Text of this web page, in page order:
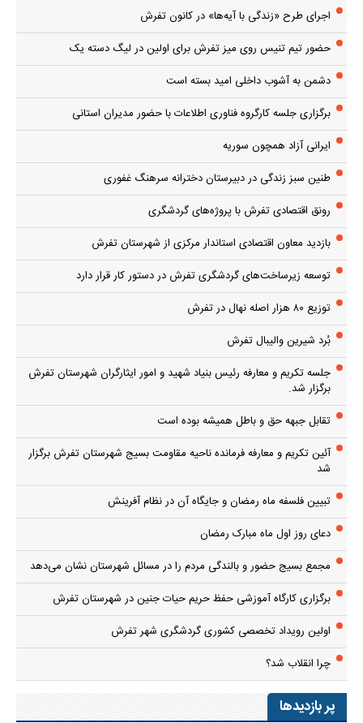
اجرای طرح «زندگی با آیه‌ها» در کانون تفرش
حضور تیم تنیس روی میز تفرش برای اولین در لیگ دسته یک
دشمن به آشوب داخلی امید بسته است
برگزاری جلسه کارگروه فناوری اطلاعات با حضور مدیران استانی
ایرانی آزاد همچون سوریه
طنین سبز زندگی در دبیرستان دخترانه سرهنگ غفوری
رونق اقتصادی تفرش با پروژه‌های گردشگری
بازدید معاون اقتصادی استاندار مرکزی از شهرستان تفرش
توسعه زیرساخت‌های گردشگری تفرش در دستور کار قرار دارد
توزیع ۸۰ هزار اصله نهال در تفرش
بُرد شیرین والیبال تفرش
جلسه تکریم و معارفه رئیس بنیاد شهید و امور ایثارگران شهرستان تفرش
برگزار شد.
تقابل جبهه حق و باطل همیشه بوده است
آئین تکریم و معارفه فرمانده ناحیه مقاومت بسیج شهرستان تفرش برگزار
شد
تبیین فلسفه ماه رمضان و جایگاه آن در نظام آفرینش
دعای روز اول ماه مبارک رمضان
مجمع بسیج حضور و بالندگی مردم را در مسائل شهرستان نشان می‌دهد
برگزاری کارگاه آموزشی حفظ حریم حیات جنین در شهرستان تفرش
اولین رویداد تخصصی کشوری گردشگری شهر تفرش
چرا انقلاب شد؟
پر بازدیدها